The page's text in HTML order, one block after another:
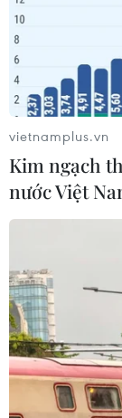
ty cổ phần
06/08/2026 09:06
Đồng Nai yêu
vùng, sân bay
06/08/2026 09:05
vietnamplus.vn
Kim ngạch
nước Việt